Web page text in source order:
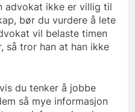
advokat ikke er villig til
bør du vurdere å lete
vil belaste timen
så tror han at han ikke
du tenker å jobbe
så mye informasjon